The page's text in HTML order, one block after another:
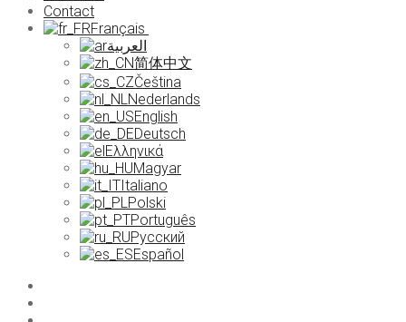
Contact
Français
العربية
简体中文
Čeština
Nederlands
English
Deutsch
Ελληνικά
Magyar
Italiano
Polski
Português
Русский
Español